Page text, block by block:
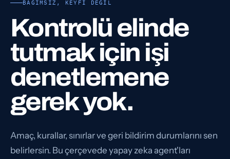
BAĞIMSIZ, KEYFI DEĞIL
Kontrolü elinde
tutmak için işi
denetlemene
gerek yok.
Amaç, kurallar, sınırlar ve geri bildirim durumlarını sen
belirlersin. Bu çerçevede yapay zeka agent'ları